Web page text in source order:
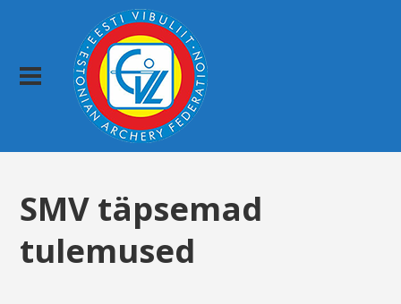
SMV täpsemad
tulemused